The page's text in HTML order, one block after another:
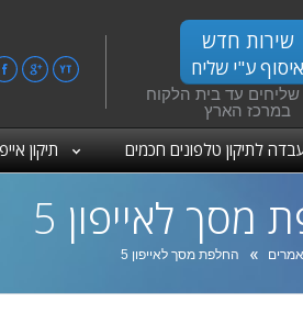
YouTube
שירות חדש
איסוף ע"י שליח
שליחים עד בית הלקוח
במרכז הארץ
לתיקון טלפונים חכמים תיקון
מסך לאייפון 5
החלפת מסך לאייפון 5